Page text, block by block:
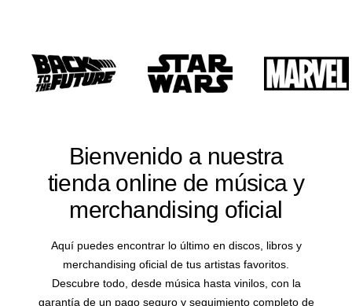
Bienvenido a nuestra
tienda online de música y
merchandising oficial
Aquí puedes encontrar lo último en discos, libros y
merchandising oficial de tus artistas favoritos.
Descubre todo, desde música hasta vinilos, con la
garantía de un pago seguro y seguimiento completo de